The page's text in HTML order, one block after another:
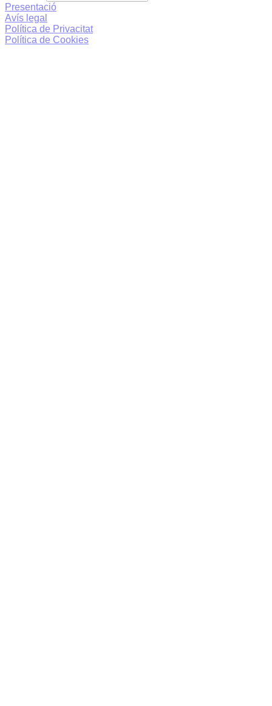
Presentació
Avís legal
Política de Privacitat
Política de Cookies